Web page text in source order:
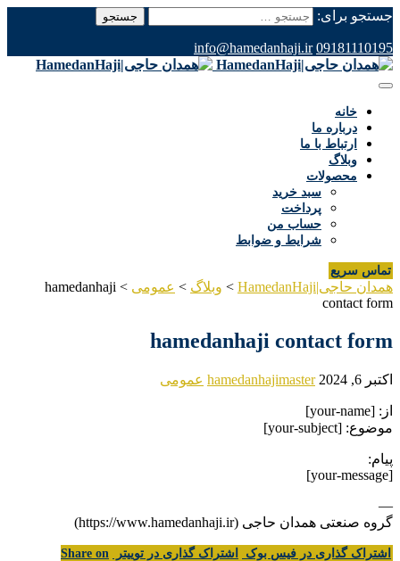
جستجو برای:
09181110195
info@hamedanhaji.ir
خانه
درباره ما
ارتباط با ما
وبلاگ
محصولات
سبد خرید
پرداخت
حساب من
شرایط و ضوابط
تماس سریع
همدان حاجی|HamedanHaji > وبلاگ > عمومی >
hamedanhaji
contact form
hamedanhaji contact form
اکتبر 6, 2024 hamedanhajimaster عمومی
از: [your-name]
موضوع: [your-subject]
پیام:
[your-message]
—
گروه صنعتی همدان حاجی (https://www.hamedanhaji.ir)
اشتراک گذاری در فیس بوک اشتراک گذاری در توییتر
Share on